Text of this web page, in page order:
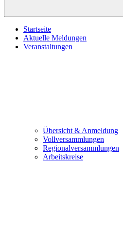
Startseite
Aktuelle Meldungen
Veranstaltungen
Übersicht & Anmeldung
Vollversammlungen
Regionalversammlungen
Arbeitskreise